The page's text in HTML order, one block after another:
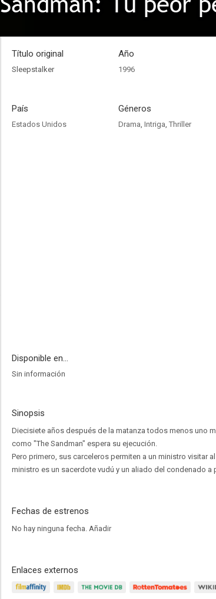
Título original
Sleepstalker
Año
1996
País
Estados Unidos
Géneros
Drama, Intriga, Thriller
Disponible en...
Sin información
Sinopsis
Diecisiete años después de la matanza todos menos uno
como "The Sandman" espera su ejecución.
Pero primero, sus carceleros permiten a un ministro visitar
ministro es un sacerdote vudú y un aliado del condenado a
Fechas de estrenos
No hay ninguna fecha. Añadir
Enlaces externos